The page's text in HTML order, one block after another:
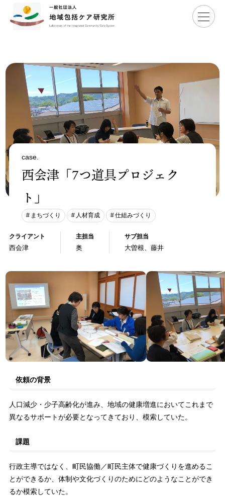
Home > 活動事例 > まちづくり 西会津「7つ道具プロジェクト」
case.
西会津「7つ道具プロジェク
ト」
まちづくり 人材育成 仕組みづくり
クライアント
西会津
主担当
奥
サブ担当
大曽根、藤井
依頼の背景
人口減少・少子高齢化が進み、地域の健康増進においてこれまで
異なるサポートが必要となってきており、模索していた。
課題
行政主導ではなく、町民協働／町民主体で健康づくりを進めるこ
とができるか、体制や文化づくりのためにどのようなことができ
るか模索していた。